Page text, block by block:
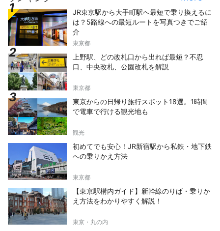
JR東京駅から大手町駅へ最短で乗り換えるに
は？5路線への最短ルートを写真つきでご紹
介
東京都
上野駅、どの改札口から出れば最短？不忍
口、中央改札、公園改札を解説
東京都
東京からの日帰り旅行スポット18選。1時間
で電車で行ける観光地も
観光
初めてでも安心！JR新宿駅から私鉄・地下鉄
への乗りかえ方法
東京都
【東京駅構内ガイド】新幹線のりば・乗りか
え方法をわかりやすく解説！
東京・丸の内